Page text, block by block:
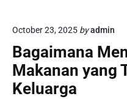
October 23, 2025 byadmin
Bagaimana
Makanan yang
Keluarga